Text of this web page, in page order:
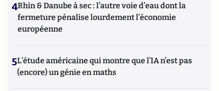
4Rhin & Danube à sec : l’autre voie d’eau dont la
fermeture pénalise lourdement l’économie
européenne
5L’étude américaine qui montre que l’IA n’est pas
(encore) un génie en maths